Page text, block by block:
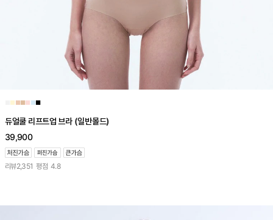
■■■■■■
듀얼쿨 리프트업 브라 (일반몰드)
39,900
리뷰2,351 평점 4.8